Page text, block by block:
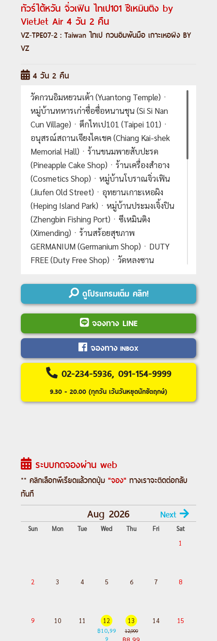
ทัวร์ไต้หวัน จิ่วเฟิน ไทเป101 ซีเหมินติง by
VietJet Air 4 วัน 2 คืน
VZ-TPE07-2 : Taiwan ไทเป กวนอิมพันมือ เกาะเหอผิง BY
VZ
4 วัน 2 คืน
วัดกวนอิมหยวนเต้า (Yuantong Temple)ㆍ
หมู่บ้านทหารเก่าซื่อซื่อหนานชุน (Si Si Nan
Cun Village)ㆍตึกไทเป101 (Taipei 101)ㆍ
อนุสรณ์สถานเจียงไคเชค (Chiang Kai-shek
Memorial Hall)ㆍร้านขนมพายสับปะรด
(Pineapple Cake Shop)ㆍร้านเครื่องสำอาง
(Cosmetics Shop)ㆍหมู่บ้านโบราณจิ่วเฟิน
(Jiufen Old Street)ㆍอุทยานเกาะเหอผิง
(Heping Island Park)ㆍหมู่บ้านประมงเจิ้งปิน
(Zhengbin Fishing Port)ㆍซีเหมินติง
(Ximending)ㆍร้านสร้อยสุขภาพ
GERMANIUM (Germanium Shop)ㆍDUTY
FREE (Duty Free Shop)ㆍวัดหลงซาน
Street Night Market)ㆍMITSUI OUTLET
(Mitsui Outlet Park)#เที่ยวเต็มไม่มีวันอิสระ
สนามบินสุวรรณภูมิ
สนามบินนานาชาติเถาหยวน-วัดกวน
อิมหยวนเต้า(รูปปั้นเจ้าแม่กวนอิมพันมือ)-
หมู่บ้านทหารเก่าซื่อซื่อหนานชุน-ตึก
สถานเจียงไคเชค- ร้านขนมพายสับปะรด
DUTY FREE-วัดหลงซาน-ถนนหวาซี-MITSUI
OUTLET-สนามบินนานาชาติเถาหยวน-
สนามบินสุวรรณภูมิ
---อ่านรายละเอียดเพิ่มเติม---
ดูโปรแกรมเต็ม คลิก!
จองทาง LINE
จองทาง INBOX
02-234-5936, 091-154-9999
9.30 - 20.00 (ทุกวัน เว้นวันหยุดนักขัตฤกษ์)
ระบบกดจองผ่าน web
** คลิกเลือกพีเรียดแล้วกดปุ่ม "จอง" ทางเราจะติดต่อกลับ
ทันที
Aug 2026 Next
Sun Mon Tue Wed Thu Fri
Sat
1
2 3 4 5 6 7 8
9 10 11
12
฿10,99
9
13
12,999
14 15